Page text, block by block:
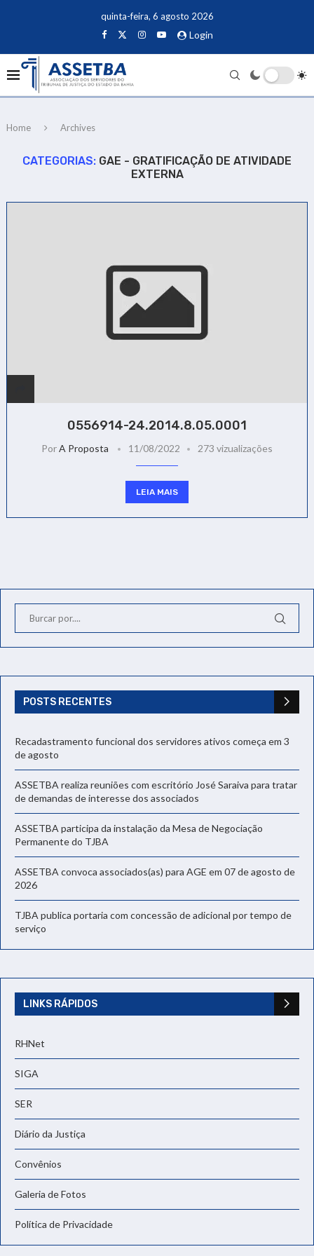
quinta-feira, 6 agosto 2026
Login
Home Archives
CATEGORIAS: GAE - GRATIFICAÇÃO DE ATIVIDADE
EXTERNA
0556914-24.2014.8.05.0001
PorA Proposta 11/08/2022 273 vizualizações
LEIA MAIS
POSTS RECENTES
Recadastramento funcional dos servidores ativos começa em 3
de agosto
ASSETBA realiza reuniões com escritório José Saraiva para tratar
de demandas de interesse dos associados
ASSETBA participa da instalação da Mesa de Negociação
Permanente do TJBA
ASSETBA convoca associados(as) para AGE em 07 de agosto de
2026
TJBA publica portaria com concessão de adicional por tempo de
serviço
LINKS RÁPIDOS
RHNet
SIGA
SER
Diário da Justiça
Convênios
Galeria de Fotos
Política de Privacidade